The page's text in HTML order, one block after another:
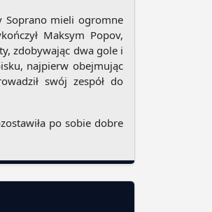
Soprano mieli ogromne
Maksym Popov,
zdobywając dwa gole i
najpierw obejmując
swój zespół do
po sobie dobre